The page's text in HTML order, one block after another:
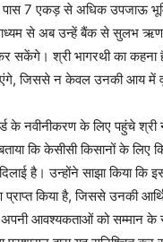
पास 7 एकड़ से अधिक उपजाऊ
माध्यम से अब उन्हें बैंक से सुलभ
सकेंगे। श्री भागरथी का
जिससे न केवल उनकी आय में
के नवीनीकरण के लिए पहुंचे
कि केसीसी किसानों के
है। उन्होंने साझा किया
किया है, जिससे उनकी
अपनी आवश्यकताओं को सम्मान